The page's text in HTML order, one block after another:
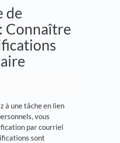
de
Connaître
à une tâche en lien
vous
par courriel
sont